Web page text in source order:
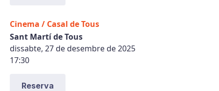
Cinema / Casal de Tous
Sant Martí de Tous
dissabte, 27 de desembre de 2025
17:30
Reserva